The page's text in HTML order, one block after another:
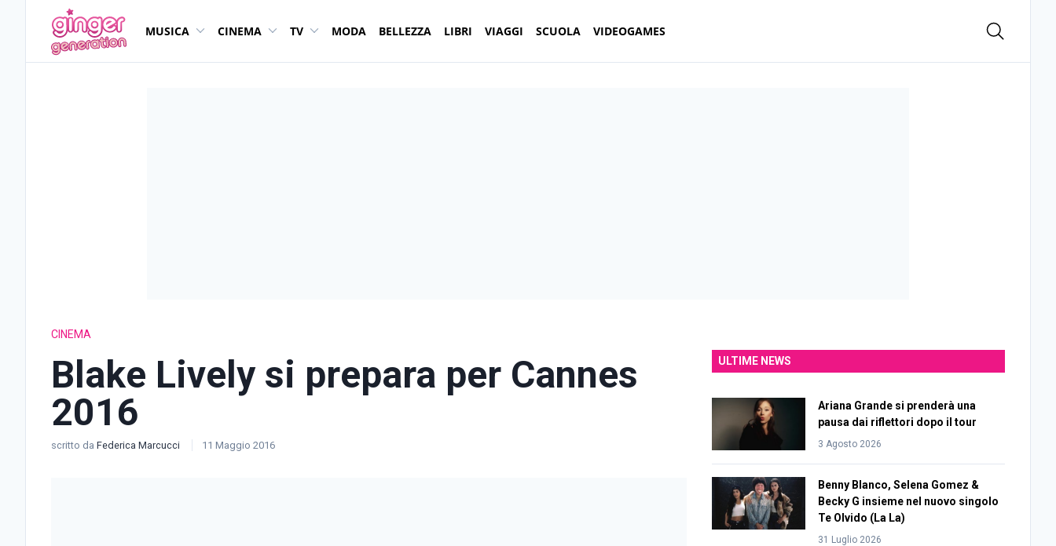
MUSICA CINEMA TV MODA BELLEZZA LIBRI VIAGGI SCUOLA VIDEOGAMES
CINEMA
Blake Lively si prepara per Cannes
2016
scritto da Federica Marcucci 11 Maggio 2016
ULTIME NEWS
Ariana Grande si prenderà una
pausa dai riflettori dopo il tour
3 Agosto 2026
Benny Blanco, Selena Gomez &
Becky G insieme nel nuovo singolo
Te Olvido (La La)
31 Luglio 2026